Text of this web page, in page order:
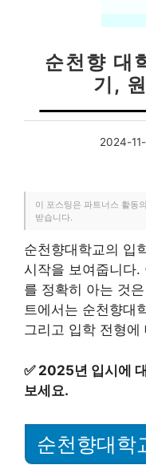
순천향 대
기,
2024-
이 포스팅은 파트너스 활동
받습니다.
순천향대학교의 입
시작을 보여줍니다.
를 정확히 아는 것
트에서는 순천향대
그리고 입학 전형
✅ 2025년 입시에
보세요.
순천향대학